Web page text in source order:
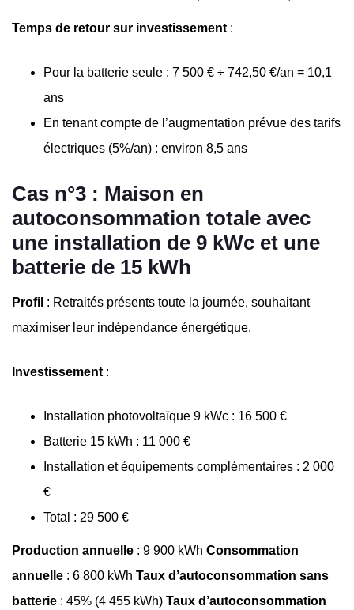
Temps de retour sur investissement :
Pour la batterie seule : 7 500 € ÷ 742,50 €/an = 10,1
ans
En tenant compte de l’augmentation prévue des tarifs
électriques (5%/an) : environ 8,5 ans
Cas n°3 : Maison en
autoconsommation totale avec
une installation de 9 kWc et une
batterie de 15 kWh
Profil : Retraités présents toute la journée, souhaitant
maximiser leur indépendance énergétique.
Investissement :
Installation photovoltaïque 9 kWc : 16 500 €
Batterie 15 kWh : 11 000 €
Installation et équipements complémentaires : 2 000
€
Total : 29 500 €
Production annuelle : 9 900 kWh Consommation
annuelle : 6 800 kWh Taux d’autoconsommation sans
batterie : 45% (4 455 kWh) Taux d’autoconsommation